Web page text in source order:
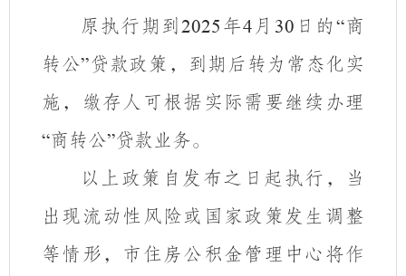
原执行期到2025 年4 月 30 日的“商
转公”贷款政策，到期后转为常态化实
施，缴存人可根据实际需要继续办理
“商转公”贷款业务。
以上政策自发布之日起执行，当
出现流动性风险或国家政策发生调整
等情形，市住房公积金管理中心将作